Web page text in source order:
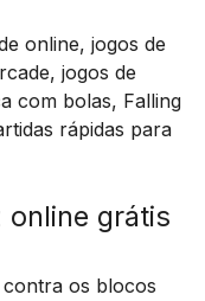
online, jogos de
jogos de
com bolas, Falling
rápidas para
online grátis
os blocos